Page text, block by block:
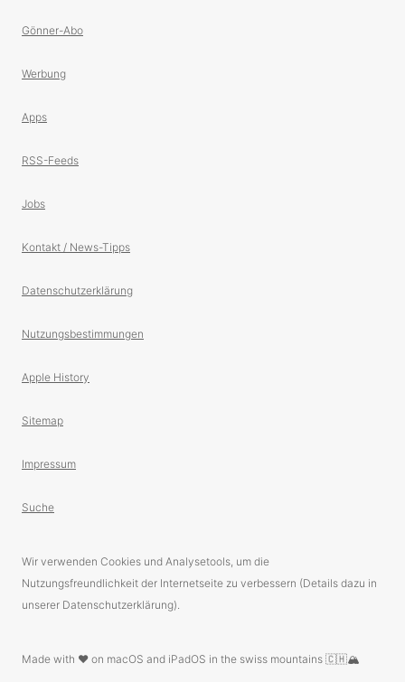
Gönner-Abo
Werbung
Apps
RSS-Feeds
Jobs
Kontakt / News-Tipps
Datenschutzerklärung
Nutzungsbestimmungen
Apple History
Sitemap
Impressum
Suche
Wir verwenden Cookies und Analysetools, um die
Nutzungsfreundlichkeit der Internetseite zu verbessern (Details dazu in
unserer Datenschutzerklärung).
Made with ❤️ on macOS and iPadOS in the swiss mountains 🇨🇭🏔